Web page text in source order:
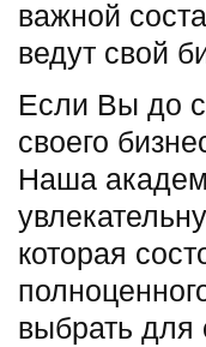
важной
ведут свой
Если Вы до
своего
Наша
которая
выбрать для